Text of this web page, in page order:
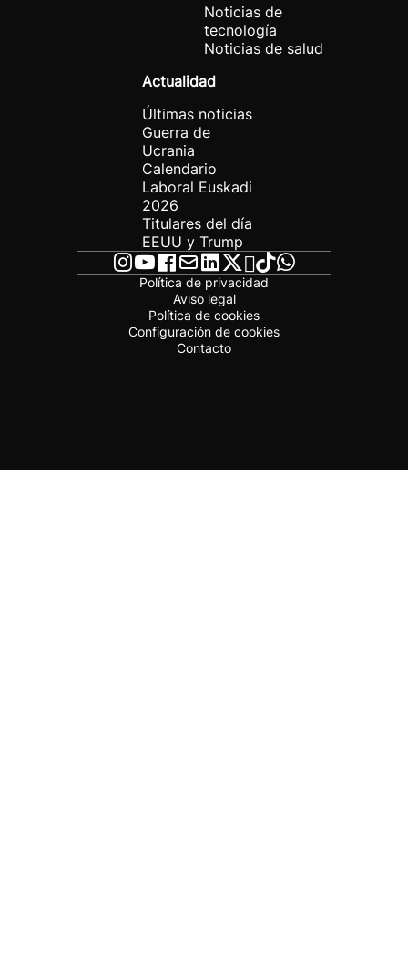
Noticias de
tecnología
Noticias de salud
Actualidad
Últimas noticias
Guerra de
Ucrania
Calendario
Laboral Euskadi
2026
Titulares del día
EEUU y Trump
Política de privacidad
Aviso legal
Política de cookies
Configuración de cookies
Contacto